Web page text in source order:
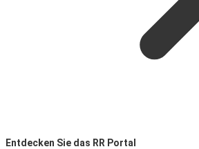
Entdecken Sie das RR Portal